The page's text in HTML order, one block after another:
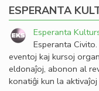
ESPERANTA
Esperanta
Esperanta
eventoj kaj kursoj
eldonaĵoj, abonon al
konatiĝi kun la